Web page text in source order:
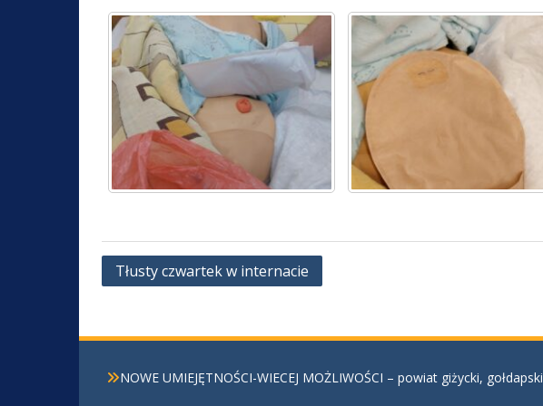
Nawigacja
Tłusty czwartek w internacie
NOWE UMIEJĘTNOŚCI-WIECEJ MOŻLIWOŚCI – powiat giżycki, gołdapski